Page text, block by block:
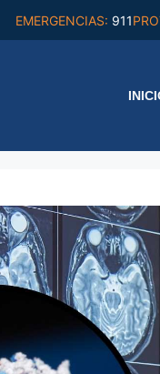
EMERGENCIAS: 911